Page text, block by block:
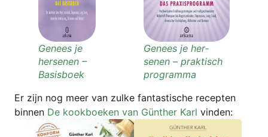
Genees je
her­senen –
Basisboek
Genees je her­
senen – prak­tisch
programma
Er zijn nog meer van zul­ke fan­tas­ti­sche recep­ten
bin­nen De kook­boe­ken van Gün­ther Karl vinden: